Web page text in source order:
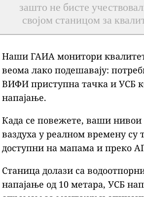
зашто не бисте
својом станицом за
Наши ГАИА монитори
веома лако подешавају:
ВИФИ приступна тачка и УСБ
напајање.
Када се повежете, ваши нивои
ваздуха у реалном времену су
доступни на мапама и преко
Станица долази са
напајање од 10 метара, УСБ